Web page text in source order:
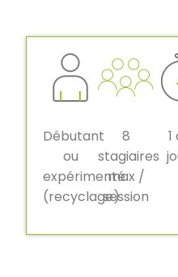
Débutant
ou
expérimenté
(recyclage)
8
stagiaires
max /
session
1